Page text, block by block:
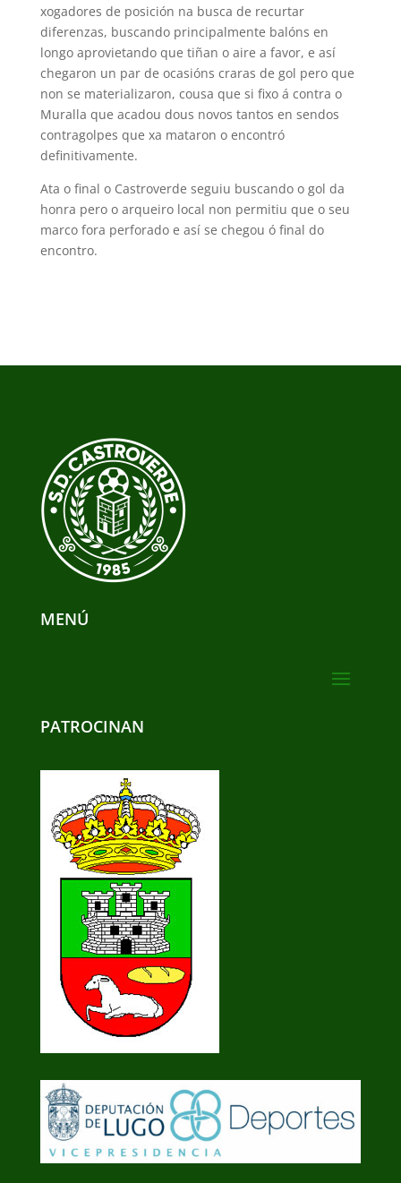
xogadores de posición na busca de recurtar
diferenzas, buscando principalmente balóns en
longo aprovietando que tiñan o aire a favor, e así
chegaron un par de ocasións craras de gol pero que
non se materializaron, cousa que si fixo á contra o
Muralla que acadou dous novos tantos en sendos
contragolpes que xa mataron o encontró
definitivamente.
Ata o final o Castroverde seguiu buscando o gol da
honra pero o arqueiro local non permitiu que o seu
marco fora perforado e así se chegou ó final do
encontro.
MENÚ
PATROCINAN